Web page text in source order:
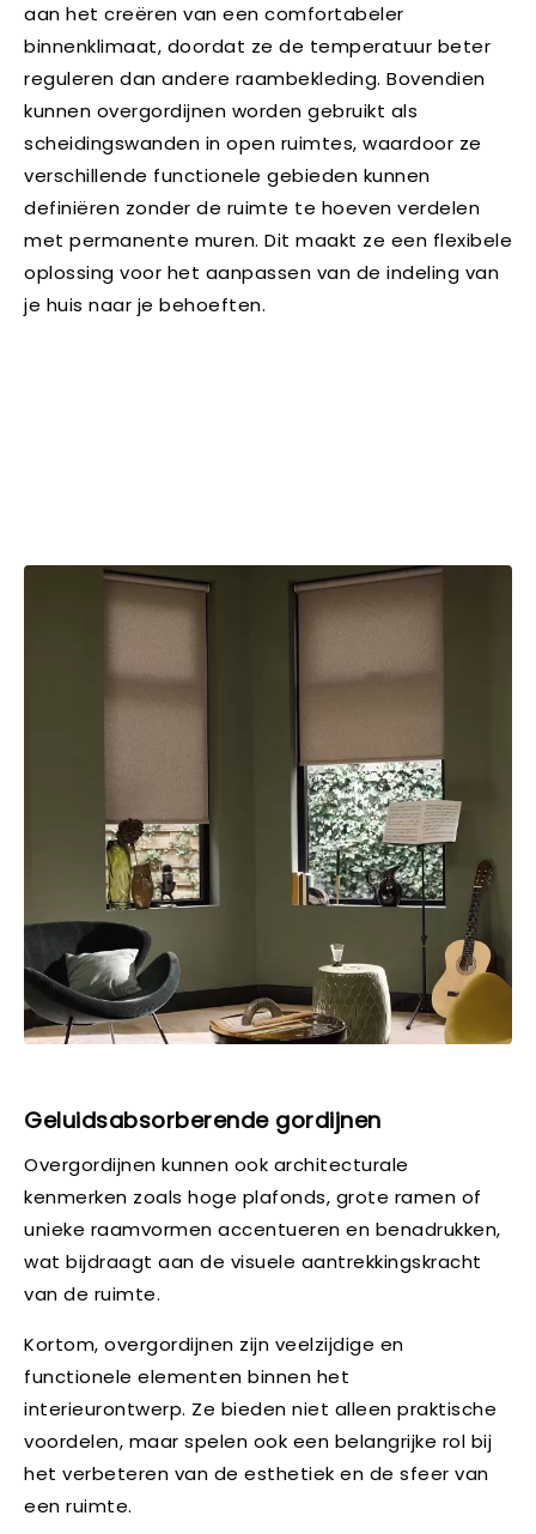
aan het creëren van een comfortabeler
binnenklimaat, doordat ze de temperatuur beter
reguleren dan andere raambekleding. Bovendien
kunnen overgordijnen worden gebruikt als
scheidingswanden in open ruimtes, waardoor ze
verschillende functionele gebieden kunnen
definiëren zonder de ruimte te hoeven verdelen
met permanente muren. Dit maakt ze een flexibele
oplossing voor het aanpassen van de indeling van
je huis naar je behoeften.
Geluidsabsorberende gordijnen
Overgordijnen kunnen ook architecturale
kenmerken zoals hoge plafonds, grote ramen of
unieke raamvormen accentueren en benadrukken,
wat bijdraagt aan de visuele aantrekkingskracht
van de ruimte.
Kortom, overgordijnen zijn veelzijdige en
functionele elementen binnen het
interieurontwerp. Ze bieden niet alleen praktische
voordelen, maar spelen ook een belangrijke rol bij
het verbeteren van de esthetiek en de sfeer van
een ruimte.